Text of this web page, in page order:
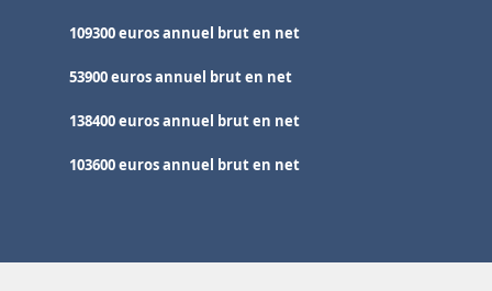
109300 euros annuel brut en net
53900 euros annuel brut en net
138400 euros annuel brut en net
103600 euros annuel brut en net